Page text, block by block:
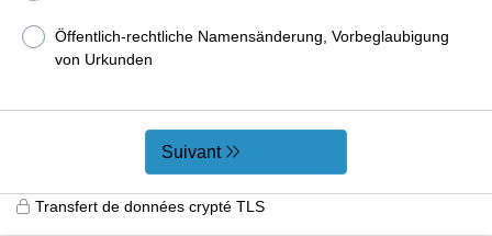
Öffentlich-rechtliche Namensänderung, Vorbeglaubigung
von Urkunden
Suivant
Transfert de données crypté TLS